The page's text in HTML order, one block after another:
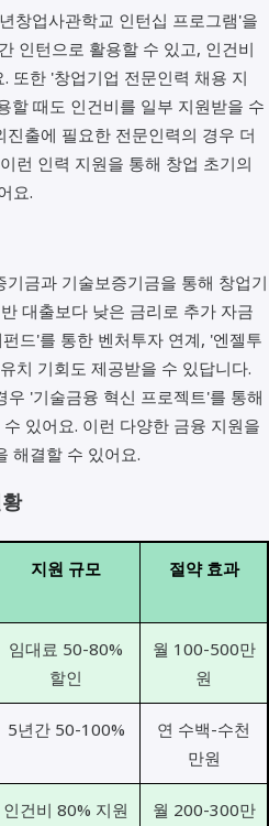
창업사관학교 인턴십 프로그램'을
인턴으로 활용할 수 있고, 인건비
또한 '창업기업 전문인력 채용 지
할 때도 인건비를 일부 지원받을 수
출에 필요한 전문인력의 경우 더
런 인력 지원을 통해 창업 초기의
요.
금과 기술보증기금을 통해 창업기
대출보다 낮은 금리로 추가 자금
드'를 통한 벤처투자 연계, '엔젤투
치 기회도 제공받을 수 있답니다.
'기술금융 혁신 프로젝트'를 통해
있어요. 이런 다양한 금융 지원을
해결할 수 있어요.
지원 규모 절약 효과
임대료 50-80%
할인
월 100-500만
원
5년간 50-100%
연 수백-수천
만원
인건비 80% 지원
월 200-300만